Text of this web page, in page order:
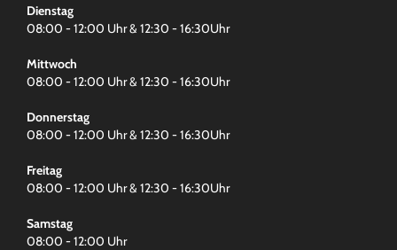
Dienstag
08:00 - 12:00 Uhr & 12:30 - 16:30Uhr
Mittwoch
08:00 - 12:00 Uhr & 12:30 - 16:30Uhr
Donnerstag
08:00 - 12:00 Uhr & 12:30 - 16:30Uhr
Freitag
08:00 - 12:00 Uhr & 12:30 - 16:30Uhr
Samstag
08:00 - 12:00 Uhr